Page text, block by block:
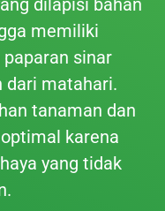
dilapisi bahan
memiliki
sinar
dari matahari.
tanaman dan
karena
yang tidak